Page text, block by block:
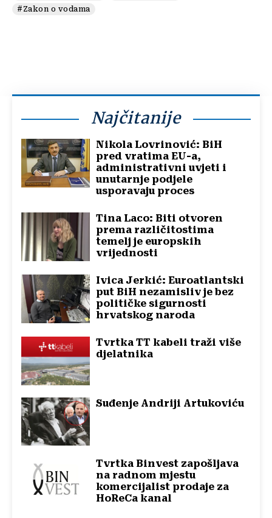
#Zakon o vodama
Najčitanije
Nikola Lovrinović: BiH
pred vratima EU-a,
administrativni uvjeti i
unutarnje podjele
usporavaju proces
Tina Laco: Biti otvoren
prema različitostima
temelj je europskih
vrijednosti
Ivica Jerkić: Euroatlantski
put BiH nezamisliv je bez
političke sigurnosti
hrvatskog naroda
Tvrtka TT kabeli traži više
djelatnika
Suđenje Andriji Artukoviću
Tvrtka Binvest zapošljava
na radnom mjestu
komercijalist prodaje za
HoReCa kanal